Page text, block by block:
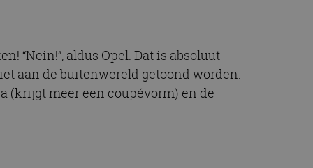
“Nein!”, aldus Opel. Dat is absoluut
aan de buitenwereld getoond worden.
(krijgt meer een coupévorm) en de